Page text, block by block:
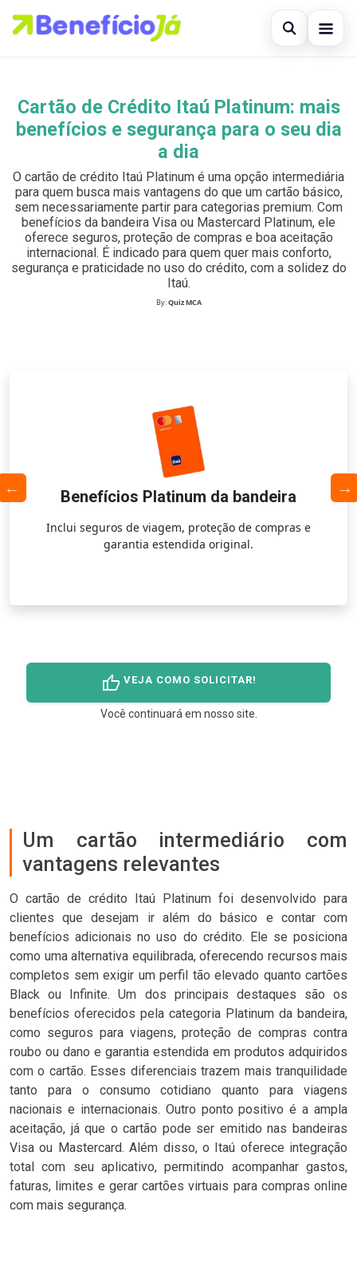
Abrir busca
Cartões de Crédito
Atualidades Econômicas
Legal
Buscar no site
×
Pressione Enter para buscar ou ESC para fechar.
Cartão de Crédito Itaú Platinum: mais
benefícios e segurança para o seu dia
a dia
O cartão de crédito Itaú Platinum é uma opção intermediária
para quem busca mais vantagens do que um cartão básico,
sem necessariamente partir para categorias premium. Com
benefícios da bandeira Visa ou Mastercard Platinum, ele
oferece seguros, proteção de compras e boa aceitação
internacional. É indicado para quem quer mais conforto,
segurança e praticidade no uso do crédito, com a solidez do
Itaú.
By:Quiz MCA
Benefícios Platinum da bandeira
Inclui seguros de viagem, proteção de compras e
garantia estendida original.
thumb_up VEJA COMO SOLICITAR!
Você continuará em nosso site.
Um cartão intermediário com
vantagens relevantes
O cartão de crédito Itaú Platinum foi desenvolvido para
clientes que desejam ir além do básico e contar com
benefícios adicionais no uso do crédito. Ele se posiciona
como uma alternativa equilibrada, oferecendo recursos mais
completos sem exigir um perfil tão elevado quanto cartões
Black ou Infinite. Um dos principais destaques são os
benefícios oferecidos pela categoria Platinum da bandeira,
como seguros para viagens, proteção de compras contra
roubo ou dano e garantia estendida em produtos adquiridos
com o cartão. Esses diferenciais trazem mais tranquilidade
tanto para o consumo cotidiano quanto para viagens
nacionais e internacionais. Outro ponto positivo é a ampla
aceitação, já que o cartão pode ser emitido nas bandeiras
Visa ou Mastercard. Além disso, o Itaú oferece integração
total com seu aplicativo, permitindo acompanhar gastos,
faturas, limites e gerar cartões virtuais para compras online
com mais segurança.